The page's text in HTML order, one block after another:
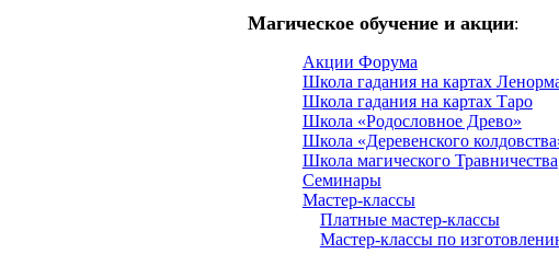
Магическое обучение и акции:
Акции Форума
Школа гадания на картах
Школа гадания на картах Таро
Школа «Родословное Древо»
Школа «Деревенского
Школа магического Травничества
Семинары
Мастер-классы
Платные мастер-классы
Мастер-классы по